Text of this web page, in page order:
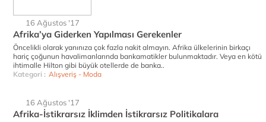
16 Ağustos '17
Afrika’ya Giderken Yapılması Gerekenler
Öncelikli olarak yanınıza çok fazla nakit almayın. Afrika ülkelerinin birkaçı
hariç çoğunun havalimanlarında bankamatikler bulunmaktadır. Veya en kötü
ihtimalle Hilton gibi büyük otellerde de banka..
Kategori : Alışveriş - Moda
16 Ağustos '17
Afrika-İstikrarsız İklimden İstikrarsız Politikalara